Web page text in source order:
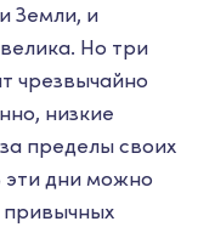
Земли, и
Но три
чрезвычайно
низкие
пределы своих
эти дни можно
привычных